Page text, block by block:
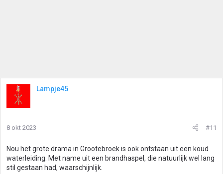
Lampje45
8 okt 2023 #11
Nou het grote drama in Grootebroek is ook ontstaan uit een koud
waterleiding. Met name uit een brandhaspel, die natuurlijk wel lang
stil gestaan had, waarschijnlijk.